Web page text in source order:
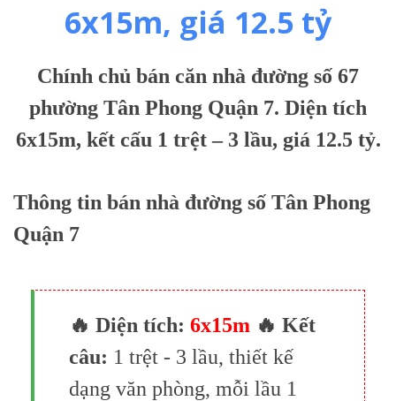
6x15m, giá 12.5 tỷ
Chính chủ bán căn nhà đường số 67
phường Tân Phong Quận 7. Diện tích
6x15m, kết cấu 1 trệt – 3 lầu, giá 12.5 tỷ.
Thông tin bán nhà đường số Tân Phong
Quận 7
🔥 Diện tích: 6x15m 🔥 Kết
câu: 1 trệt - 3 lầu, thiết kế
dạng văn phòng, mỗi lầu 1